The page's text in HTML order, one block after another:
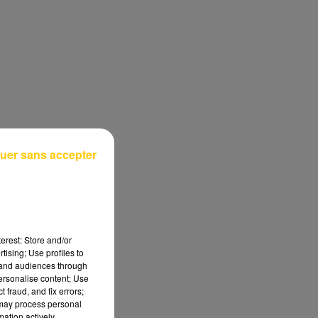
Store and/or
Use profiles to
audiences through
content; Use
fraud, and fix errors;
process personal
sans accepter